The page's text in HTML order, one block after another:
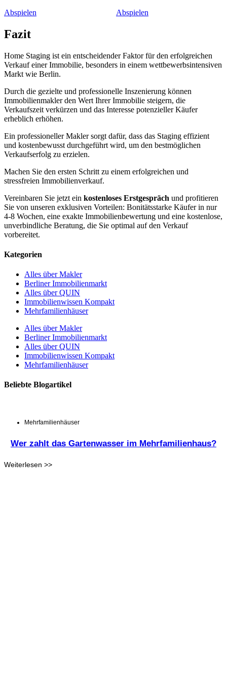
Abspielen
Abspielen
Fazit
Home Staging ist ein entscheidender Faktor für den erfolgreichen
Verkauf einer Immobilie, besonders in einem wettbewerbsintensiven
Markt wie Berlin.
Durch die gezielte und professionelle Inszenierung können
Immobilienmakler den Wert Ihrer Immobilie steigern, die
Verkaufszeit verkürzen und das Interesse potenzieller Käufer
erheblich erhöhen.
Ein professioneller Makler sorgt dafür, dass das Staging effizient
und kostenbewusst durchgeführt wird, um den bestmöglichen
Verkaufserfolg zu erzielen.
Machen Sie den ersten Schritt zu einem erfolgreichen und
stressfreien Immobilienverkauf.
Vereinbaren Sie jetzt ein kostenloses Erstgespräch und profitieren
Sie von unseren exklusiven Vorteilen: Bonitätsstarke Käufer in nur
4-8 Wochen, eine exakte Immobilienbewertung und eine kostenlose,
unverbindliche Beratung, die Sie optimal auf den Verkauf
vorbereitet.
Kategorien
Alles über Makler
Berliner Immobilienmarkt
Alles über QUIN
Immobilienwissen Kompakt
Mehrfamilienhäuser
Alles über Makler
Berliner Immobilienmarkt
Alles über QUIN
Immobilienwissen Kompakt
Mehrfamilienhäuser
Beliebte Blogartikel
Mehrfamilienhäuser
Wer zahlt das Gartenwasser im Mehrfamilienhaus?
Weiterlesen >>